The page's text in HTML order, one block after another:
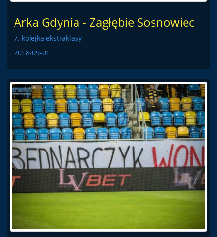
Arka Gdynia - Zagłębie Sosnowiec
7. kolejka ekstraklasy
2018-09-01